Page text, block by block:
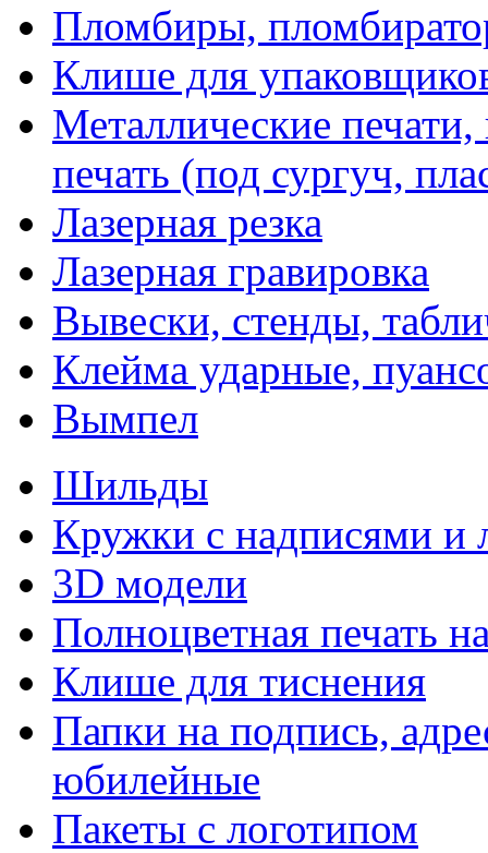
Пломбиры,
Клише для
Металлические
печать (под сургуч,
Лазерная резка
Лазерная гравировка
Вывески, стенды,
Клейма ударные,
Вымпел
Шильды
Кружки с надписями и
3D модели
Полноцветная печать
Клише для тиснения
Папки на подпись,
юбилейные
Пакеты с логотипом